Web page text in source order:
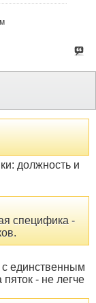
должность и
специфика -
с единственным
пяток - не легче